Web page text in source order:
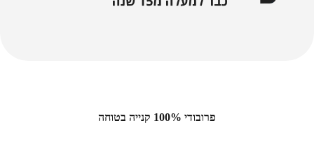
פרובודי 100% קנייה בטוחה